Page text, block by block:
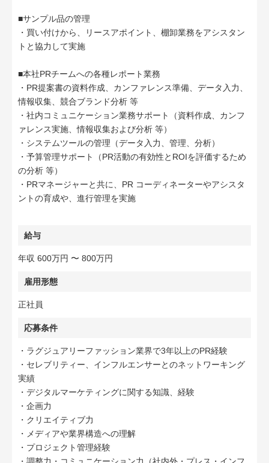
■サンプル品の管理
・買い付けから、リースアポイント、棚卸業務をアシスタン
トと協力して実施
■本社PRチームへの各種レポート業務
・PR提案書の資料作成、カンファレンス準備、データ入力、
情報収集、競合ブランド分析 等
・社内コミュニケーション業務サポート（資料作成、カンフ
ァレンス実施、情報収集および分析 等）
・システムツールの管理（データ入力、管理、分析）
・予算管理サポート（PR活動の有効性とROIを評価するため
の分析 等）
・PRマネージャーと共に、PR コーディネーターやアシスタ
ントの育成や、進行管理を実施
給与
年収 600万円 〜 800万円
雇用形態
正社員
応募条件
・ラグジュアリーファッション業界で3年以上のPR経験
・セレブリティー、インフルエンサーとのネットワーキング
実績
・デジタルマーケティングに関する知識、経験
・企画力
・クリエイティブ力
・メディアや業界構造への理解
・プロジェクト管理経験